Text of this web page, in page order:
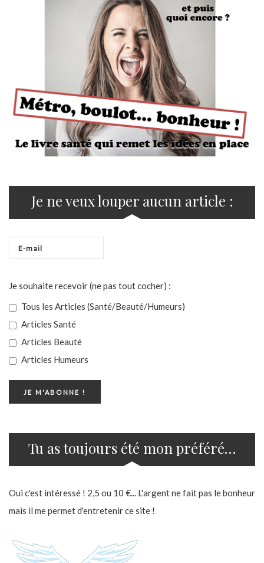
Je ne veux louper aucun article :
Je souhaite recevoir (ne pas tout cocher) :
Tous les Articles (Santé/Beauté/Humeurs)
Articles Santé
Articles Beauté
Articles Humeurs
Tu as toujours été mon préféré…
Oui c'est intéressé ! 2,5 ou 10 €... L'argent ne fait pas le bonheur
mais il me permet d'entretenir ce site !